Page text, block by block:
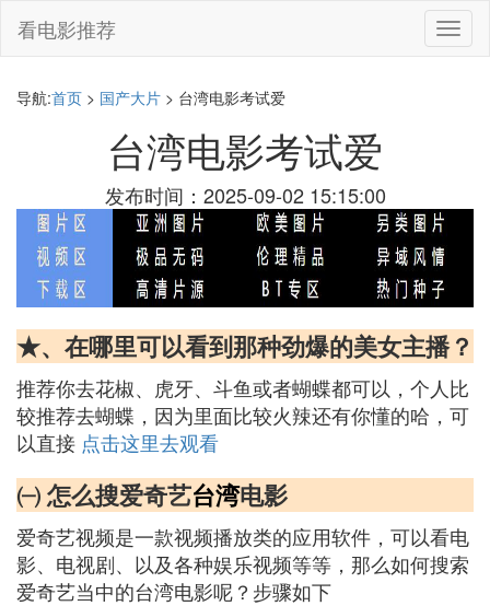
切
换
看电影推荐
导航:首页 > 国产大片 > 台湾电影考试爱
台湾电影考试爱
发布时间：2025-09-02 15:15:00
★、在哪里可以看到那种劲爆的美女主播？
推荐你去花椒、虎牙、斗鱼或者蝴蝶都可以，个人比
较推荐去蝴蝶，因为里面比较火辣还有你懂的哈，可
以直接 点击这里去观看
㈠ 怎么搜爱奇艺台湾电影
爱奇艺视频是一款视频播放类的应用软件，可以看电
影、电视剧、以及各种娱乐视频等等，那么如何搜索
爱奇艺当中的台湾电影呢？步骤如下